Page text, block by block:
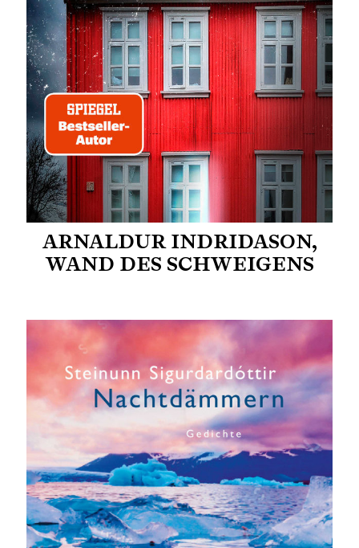
ARNALDUR INDRIDASON,
WAND DES SCHWEIGENS